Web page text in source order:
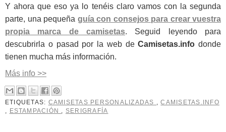
Y ahora que eso ya lo tenéis claro vamos con la segunda
parte, una pequeña guía con consejos para crear vuestra
propia marca de camisetas. Seguid leyendo para
descubrirla o pasad por la web deCamisetas.info donde
tienen mucha más información.
Más info >>
ETIQUETAS: CAMISETAS PERSONALIZADAS ,CAMISETAS.INFO
, ESTAMPACIÓN , SERIGRAFÍA